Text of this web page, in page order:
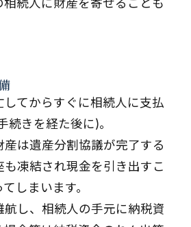
続人に財産を寄せることも
してからすぐに相続人に支払
続きを経た後に)。
は遺産分割協議が完了する
も凍結され現金を引き出すこ
しまいます。
し、相続人の手元に納税資